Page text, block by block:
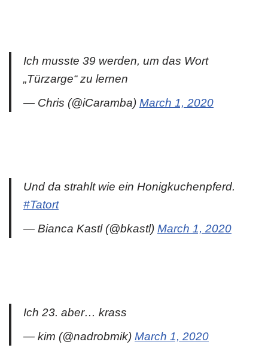
Ich musste 39 werden, um das Wort
„Türzarge“ zu lernen
— Chris (@iCaramba) March 1, 2020
Und da strahlt wie ein Honigkuchenpferd.
#Tatort
— Bianca Kastl (@bkastl) March 1, 2020
Ich 23. aber… krass
— kim (@nadrobmik) March 1, 2020